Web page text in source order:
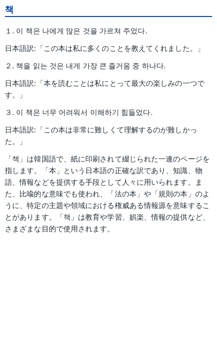
책
１. 이 책은 나에게 많은 것을 가르쳐 주었다.
日本語訳:「この本は私に多くのことを教えてくれました。」
２. 책을 읽는 것은 내게 가장 큰 즐거움 중 하나다.
日本語訳:「本を読むことは私にとって最大の楽しみの一つで
す。」
３. 이 책은 너무 어려워서 이해하기 힘들었다.
日本語訳:「この本は非常に難しくて理解するのが難しかっ
た。」
「책」は韓国語で、紙に印刷されて綴じられた一連のページを
指します。「本」という日本語の正確な訳であり、知識、物
語、情報などを提供する手段として人々に用いられます。ま
た、比喩的な意味でも使われ、「法の本」や「規則の本」のよ
うに、特定の主題や領域における権威ある情報源を意味するこ
とがあります。「책」は教育や学習、娯楽、情報の提供など、
さまざまな目的で使用されます。